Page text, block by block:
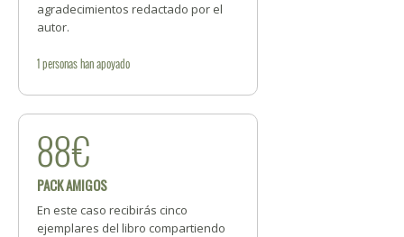
agradecimientos redactado por el
autor.
1personashan apoyado
88€
PACK AMIGOS
En este caso recibirás cinco
ejemplares del libro compartiendo